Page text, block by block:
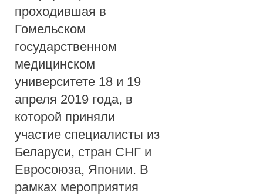
9
проходившая в
Гомельском
государственном
медицинском
университете 18 и 19
апреля 2019 года, в
которой приняли
участие специалисты из
Беларуси, стран СНГ и
Евросоюза, Японии. В
рамках мероприятия